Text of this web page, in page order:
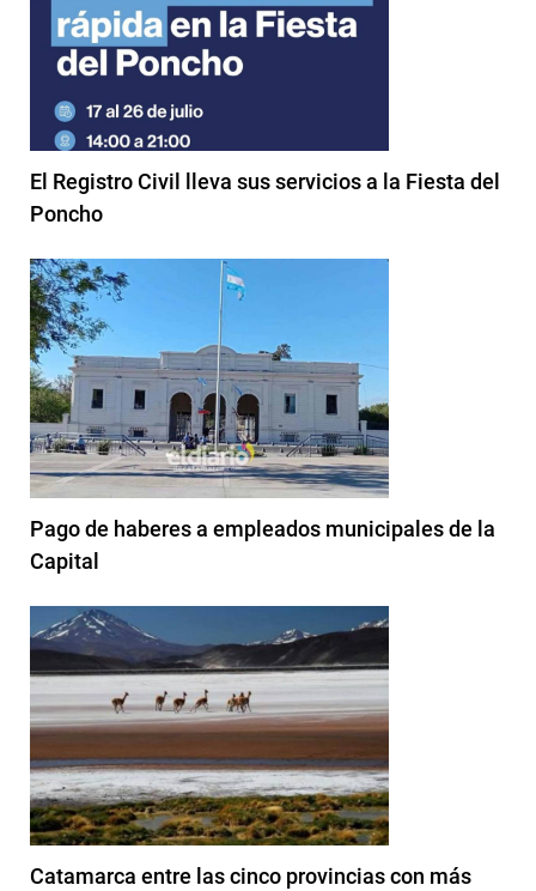
El Registro Civil lleva sus servicios a la Fiesta del
Poncho
Pago de haberes a empleados municipales de la
Capital
Catamarca entre las cinco provincias con más